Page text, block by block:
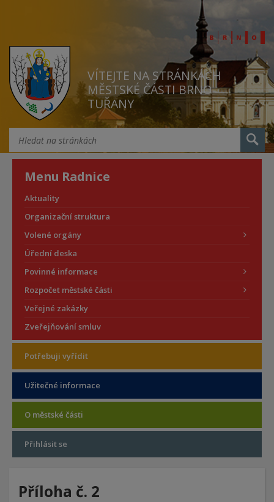
VÍTEJTE NA STRÁNKÁCH
MĚSTSKÉ ČÁSTI BRNO
TUŘANY
Menu Radnice
Aktuality
Organizační struktura
Volené orgány
Úřední deska
Povinné informace
Rozpočet městské části
Veřejné zakázky
Zveřejňování smluv
Potřebuji vyřídit
Užitečné informace
O městské části
Přihlásit se
Příloha č. 2